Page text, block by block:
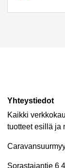
Yhteystiedot
Kaikki
tuotteet esillä ja
Sorastajantie 6